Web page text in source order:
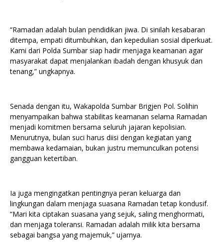
“Ramadan adalah bulan pendidikan jiwa. Di sinilah kesabaran
ditempa, empati ditumbuhkan, dan kepedulian sosial diperkuat.
Kami dari Polda Sumbar siap hadir menjaga keamanan agar
masyarakat dapat menjalankan ibadah dengan khusyuk dan
tenang,” ungkapnya.
Senada dengan itu, Wakapolda Sumbar Brigjen Pol. Solihin
menyampaikan bahwa stabilitas keamanan selama Ramadan
menjadi komitmen bersama seluruh jajaran kepolisian.
Menurutnya, bulan suci harus diisi dengan kegiatan yang
membawa kedamaian, bukan justru memunculkan potensi
gangguan ketertiban.
Ia juga mengingatkan pentingnya peran keluarga dan
lingkungan dalam menjaga suasana Ramadan tetap kondusif.
“Mari kita ciptakan suasana yang sejuk, saling menghormati,
dan menjaga toleransi. Ramadan adalah milik kita bersama
sebagai bangsa yang majemuk,” ujarnya.